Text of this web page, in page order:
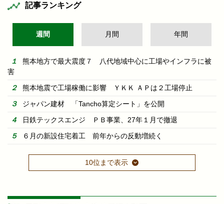
記事ランキング
週間 月間 年間
熊本地方で最大震度７ 八代地域中心に工場やインフラに被
害
熊本地震で工場稼働に影響 ＹＫＫ ＡＰは２工場停止
ジャパン建材 「Tancho算定シート」を公開
日鉄テックスエンジ ＰＢ事業、27年１月で撤退
６月の新設住宅着工 前年からの反動増続く
10位まで表示